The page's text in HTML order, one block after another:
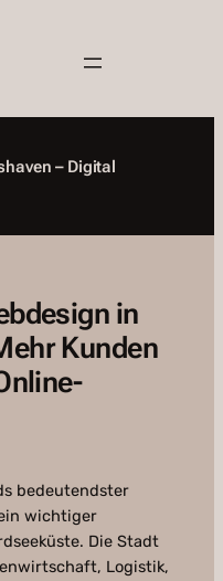
– Digital
in
Kunden
bedeutendster
wichtiger
Die Stadt
Logistik,